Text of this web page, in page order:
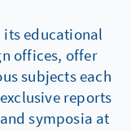
its educational
offices, offer
subjects each
reports
symposia at